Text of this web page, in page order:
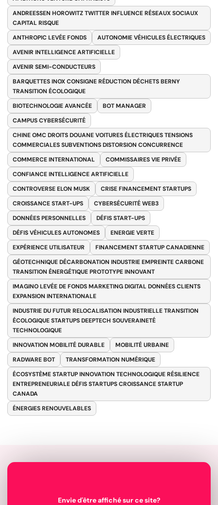
ANDREESSEN HOROWITZ TWITTER INFLUENCE RÉSEAUX SOCIAUX
CAPITAL RISQUE
ANTHROPIC LEVÉE FONDS
AUTONOMIE VÉHICULES ÉLECTRIQUES
AVENIR INTELLIGENCE ARTIFICIELLE
AVENIR SEMI-CONDUCTEURS
BARQUETTES INOX CONSIGNE RÉDUCTION DÉCHETS BERNY
TRANSITION ÉCOLOGIQUE
BIOTECHNOLOGIE AVANCÉE
BOT MANAGER
CAMPUS CYBERSÉCURITÉ
CHINE OMC DROITS DOUANE VOITURES ÉLECTRIQUES TENSIONS
COMMERCIALES SUBVENTIONS DISTORSION CONCURRENCE
COMMERCE INTERNATIONAL
COMMISSAIRES VIE PRIVÉE
CONFIANCE INTELLIGENCE ARTIFICIELLE
CONTROVERSE ELON MUSK
CRISE FINANCEMENT STARTUPS
CROISSANCE START-UPS
CYBERSÉCURITÉ WEB3
DONNÉES PERSONNELLES
DÉFIS START-UPS
DÉFIS VÉHICULES AUTONOMES
ENERGIE VERTE
EXPÉRIENCE UTILISATEUR
FINANCEMENT STARTUP CANADIENNE
GÉOTECHNIQUE DÉCARBONATION INDUSTRIE EMPREINTE CARBONE
TRANSITION ÉNERGÉTIQUE PROTOTYPE INNOVANT
IMAGINO LEVÉE DE FONDS MARKETING DIGITAL DONNÉES CLIENTS
EXPANSION INTERNATIONALE
INDUSTRIE DU FUTUR RELOCALISATION INDUSTRIELLE TRANSITION
ÉCOLOGIQUE STARTUPS DEEPTECH SOUVERAINETÉ
TECHNOLOGIQUE
INNOVATION MOBILITÉ DURABLE
MOBILITÉ URBAINE
RADWARE BOT
TRANSFORMATION NUMÉRIQUE
ÉCOSYSTÈME STARTUP INNOVATION TECHNOLOGIQUE RÉSILIENCE
ENTREPRENEURIALE DÉFIS STARTUPS CROISSANCE STARTUP
CANADA
ÉNERGIES RENOUVELABLES
Envie d'être affiché sur ce site?